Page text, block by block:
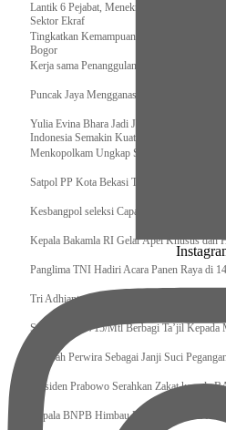
Lantik 6 Pejabat, Menekraf Tegaskan
Sektor Ekraf
Tingkatkan Kemampuan K9 TNI, Panglima
Bogor
Kerja sama Penanggulangan Bencana
Puncak Jaya Mengganas, TNI-POLRI
Yulia Evina Bhara Jadi Juri Festival Film
Indonesia Semakin Kuat
Menkopolkam Ungkap Spirit Persatuan dan
Satpol PP Kota Bekasi Tertibkan PPKS
Kesbangpol seleksi Capaska 736 Siswa/i
Kepala Bakamla RI Gelar Apel Khusus dan
Panglima TNI Hadiri Acara Panen Raya di
Tri Adhianto : Kota Bekasi Bisa
Satgas Yonif 715/Mtl Berbagi Ta’jil Kepada
Sumpah Perwira Sebagai Janji Suci
Presiden Prabowo Serahkan Zakat kepada
Kepala BNPB Himbau Pemda Waspada